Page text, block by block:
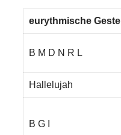
eurythmische Geste
B M D N R L
Hallelujah
B G I